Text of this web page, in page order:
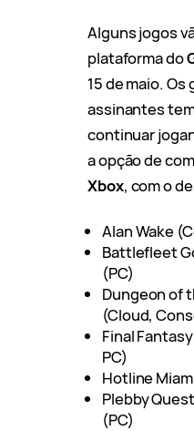
Alguns jogos
plataforma do
15 de maio. Os
assinantes
continuar
a opção de
Xbox, com o
Alan Wake
Battlefleet
(PC)
Dungeon of
(Cloud,
Final
PC)
Hotline
Plebby
(PC)